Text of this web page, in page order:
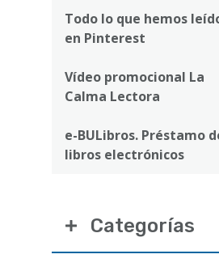
Todo lo que hemos
en Pinterest
Vídeo promocional La
Calma Lectora
e-BULibros. Préstamo
libros electrónicos
Categorías